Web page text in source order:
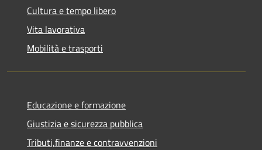
Cultura e tempo libero
Vita lavorativa
Mobilità e trasporti
Educazione e formazione
Giustizia e sicurezza pubblica
Tributi,finanze e contravvenzioni